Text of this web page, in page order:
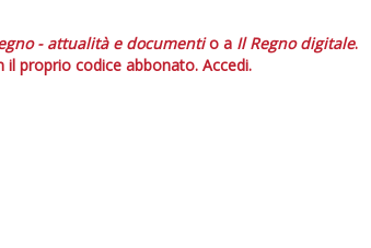
- attualità e documentio a Il Regno digitale.
il proprio codice abbonato. Accedi.